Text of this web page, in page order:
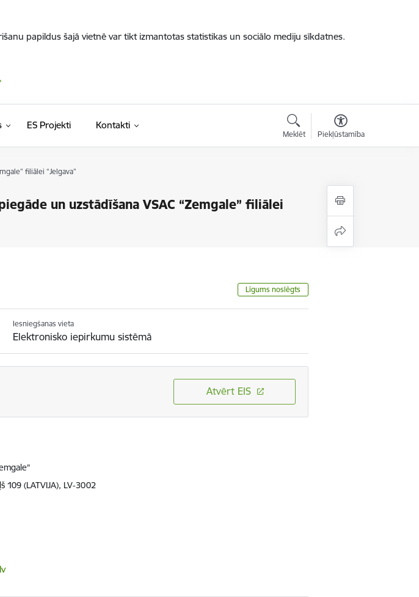
papildus šajā vietnē var tikt izmantotas statistikas un sociālo mediju sīkdatnes.
ES Projekti Kontakti
Meklēt Piekļūstamība
filiālei “Jelgava”
un uzstādīšana VSAC “Zemgale” filiālei
Līgums noslēgts
Iesniegšanas vieta
Elektronisko iepirkumu sistēmā
Atvērt EIS
109 (LATVIJA), LV-3002